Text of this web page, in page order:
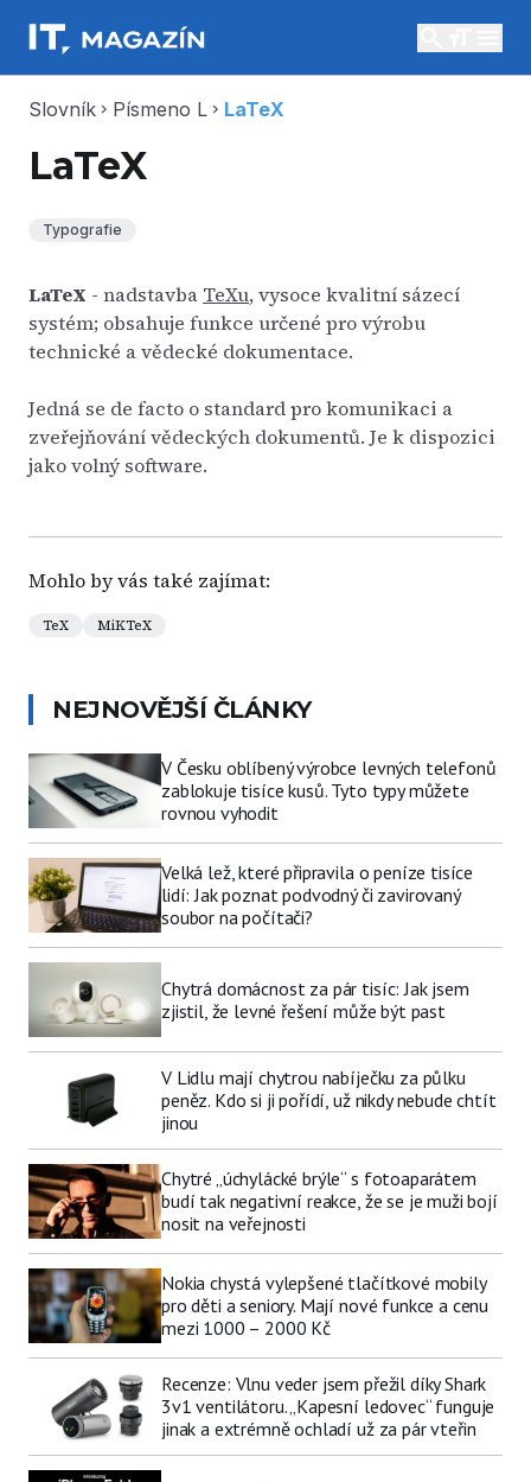
Slovník chevron_right Písmeno L chevron_right LaTeX
LaTeX
Typografie
LaTeX - nadstavba TeXu, vysoce kvalitní sázecí
systém; obsahuje funkce určené pro výrobu
technické a vědecké dokumentace.
Jedná se de facto o standard pro komunikaci a
zveřejňování vědeckých dokumentů. Je k dispozici
jako volný software.
Mohlo by vás také zajímat:
TeX MiKTeX
NEJNOVĚJŠÍ ČLÁNKY
V Česku oblíbený výrobce levných telefonů
zablokuje tisíce kusů. Tyto typy můžete
rovnou vyhodit
Velká lež, které připravila o peníze tisíce
lidí: Jak poznat podvodný či zavirovaný
soubor na počítači?
Chytrá domácnost za pár tisíc: Jak jsem
zjistil, že levné řešení může být past
V Lidlu mají chytrou nabíječku za půlku
peněz. Kdo si ji pořídí, už nikdy nebude chtít
jinou
Chytré „úchylácké brýle“ s fotoaparátem
budí tak negativní reakce, že se je muži bojí
nosit na veřejnosti
Nokia chystá vylepšené tlačítkové mobily
pro děti a seniory. Mají nové funkce a cenu
mezi 1000 – 2000 Kč
Recenze: Vlnu veder jsem přežil díky Shark
3v1 ventilátoru. „Kapesní ledovec“ funguje
jinak a extrémně ochladí už za pár vteřin